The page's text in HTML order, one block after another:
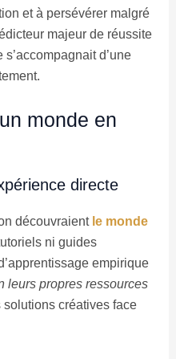
et à persévérer malgré
majeur de réussite
d’une
monde en
directe
découvraient le monde
ni guides
empirique
leurs propres ressources
créatives face